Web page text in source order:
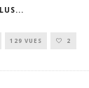
129 VUES 2